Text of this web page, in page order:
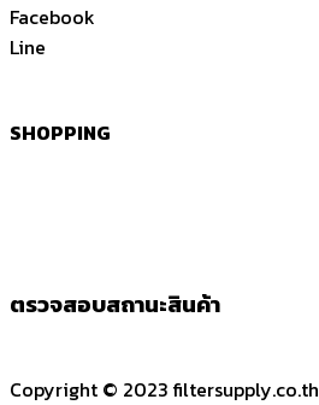
Facebook
Line
SHOPPING
ตรวจสอบสถานะสินค้า
Copyright © 2023 filtersupply.co.th